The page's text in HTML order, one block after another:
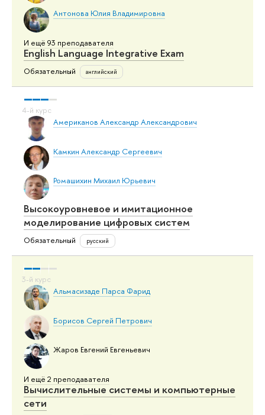
Антонова Юлия Владимировна
И ещё 93 преподавателя
English Language Integrative Exam
Обязательный английский
Американов Александр Александрович
Камкин Александр Сергеевич
Ромашихин Михаил Юрьевич
Высокоуровневое и имитационное
моделирование цифровых систем
Обязательный русский
Альмасизаде Парса Фарид
Борисов Сергей Петрович
Жаров Евгений Евгеньевич
И ещё 2 преподавателя
Вычислительные системы и компьютерные
сети